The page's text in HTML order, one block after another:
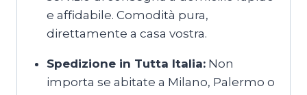
e affidabile. Comodità pura,
direttamente a casa vostra.
Spedizione in Tutta Italia:Non
importa se abitate a Milano, Palermo o